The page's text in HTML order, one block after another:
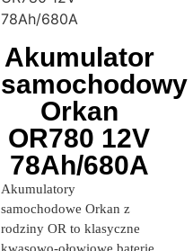
78Ah/680A
Akumulator
samochodowy
Orkan
OR780 12V
78Ah/680A
Akumulatory
samochodowe Orkan z
rodziny OR to klasyczne